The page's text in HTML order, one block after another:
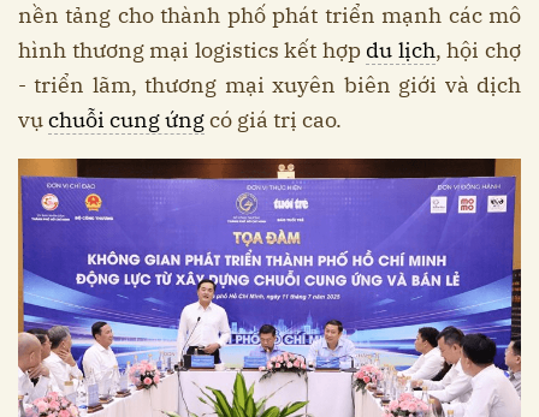
nền tảng cho thành phố phát triển mạnh các mô
hình thương mại logistics kết hợp du lịch, hội chợ
- triển lãm, thương mại xuyên biên giới và dịch
vụchuỗi cung ứngcó giá trị cao.